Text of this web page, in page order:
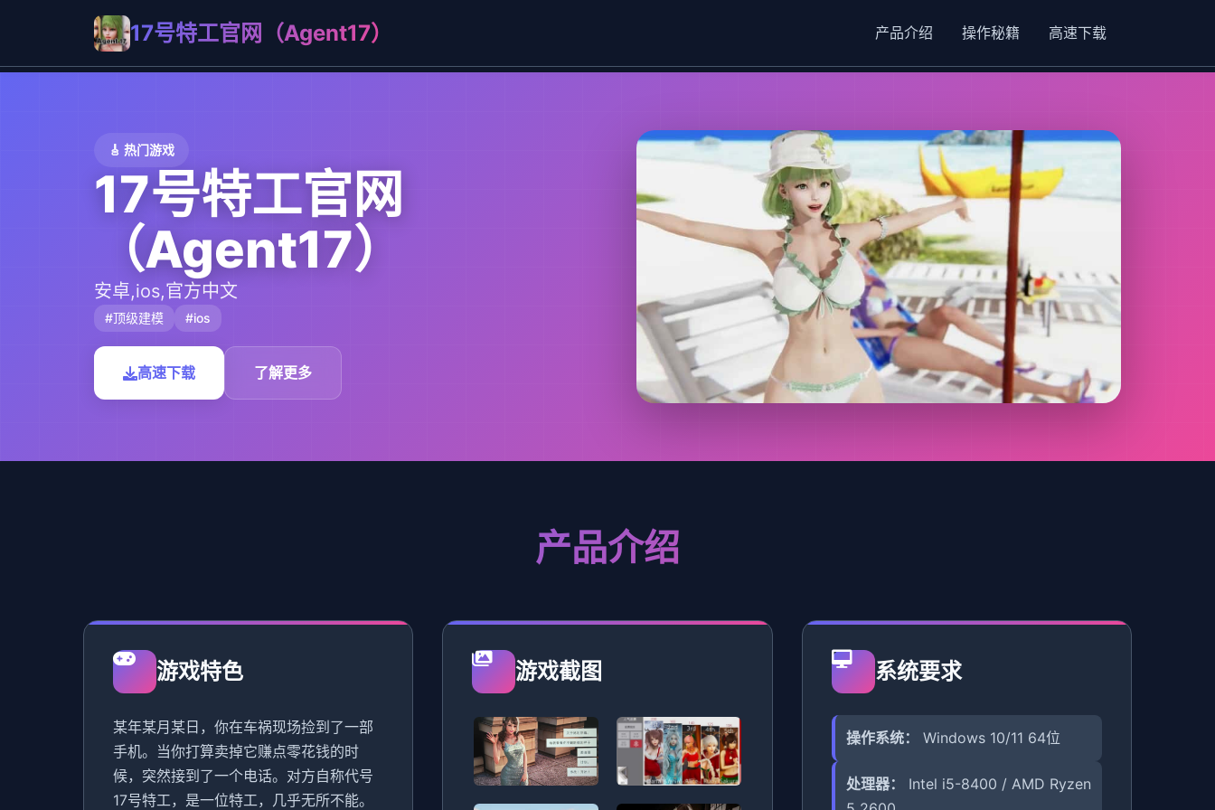
17号特工官网（Agent17） 产品介绍 操作秘籍 高速下载
🎸 热门游戏
17号特工官网
（Agent17）
安卓,ios,官方中文
#顶级建模 #ios
高速下载 了解更多
产品介绍
游戏特色
某年某月某日，你在车祸现场捡到了一部
手机。当你打算卖掉它赚点零花钱的时
候，突然接到了一个电话。对方自称代号
17号特工，是一位特工，几乎无所不能。
游戏截图 系统要求
操作系统： Windows 10/11 64位
处理器：
Intel i5-8400 / AMD Ryzen